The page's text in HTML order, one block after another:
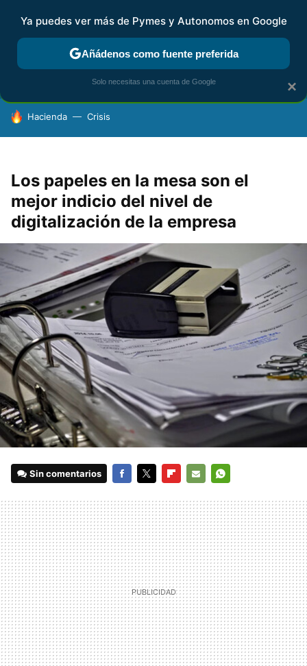
FISCALIDAD Y CONTABILIDAD KIT DIGITAL RENTA
HOY SE HABLA DE
Hacienda Crisis
Los papeles en la mesa son el
mejor indicio del nivel de
digitalización de la empresa
Sin comentarios
MAIL
×
Ya puedes ver más de Pymes y Autonomos en Google
Añádenos como fuente preferida
Solo necesitas una cuenta de Google